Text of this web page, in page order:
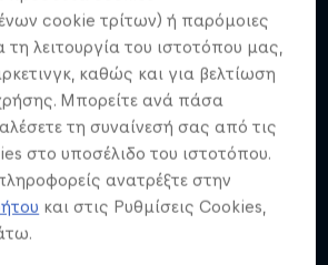
cookie τρίτων) ή παρόμοιες
τη λειτουργία του ιστοτόπου μας,
καθώς και για βελτίωση
Μπορείτε ανά πάσα
τη συναίνεσή σας από τις
στο υποσέλιδο του ιστοτόπου.
ανατρέξτε στην
και στις Ρυθμίσεις Cookies,